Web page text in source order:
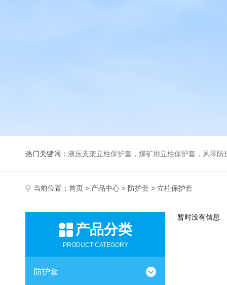
热门关键词： 液压支架立柱保护套，煤矿用立柱保护套，风琴
当前位置： 首页 > 产品中心 > 防护套 > 立柱保护套
产品分类
PRODUCT CATEGORY
防护套
暂时没有信息